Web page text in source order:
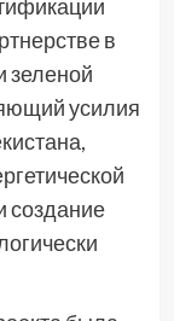
в
зеленой
усилия
создание